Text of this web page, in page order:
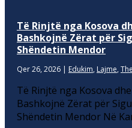
Të Rinjtë nga Kosova
Bashkojnë Zërat për
Shëndetin Mendor
Qer 26, 2026 | Edukim, Lajme,
Të Rinjtë nga Kosova
Bashkojnë Zërat për
Shëndetin Mendor Në